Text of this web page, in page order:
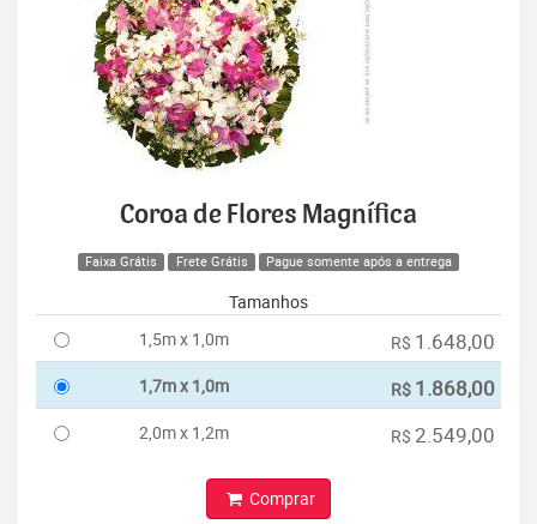
Coroa de Flores Magnífica
Faixa Grátis Frete Grátis Pague somente após a entrega
Tamanhos
1,5m x 1,0m
R$ 1.648,00
1,7m x 1,0m R$ 1.868,00
2,0m x 1,2m R$ 2.549,00
Comprar